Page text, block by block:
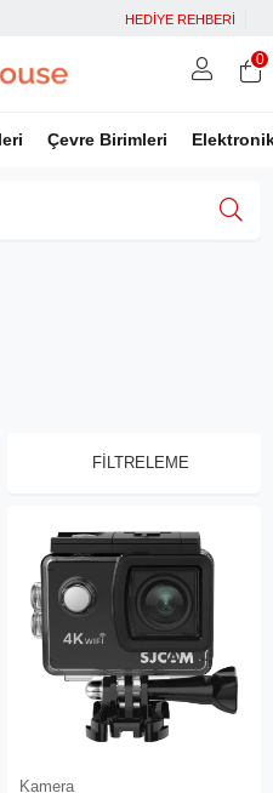
HEDİYE REHBERİ
Çevre Birimleri
0
FILTRELEME
Kamera